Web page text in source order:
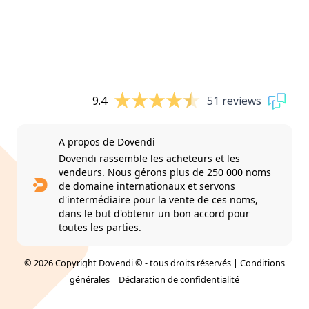
9.4 51 reviews
A propos de Dovendi
Dovendi rassemble les acheteurs et les
vendeurs. Nous gérons plus de 250 000 noms
de domaine internationaux et servons
d'intermédiaire pour la vente de ces noms,
dans le but d'obtenir un bon accord pour
toutes les parties.
© 2026 Copyright Dovendi © - tous droits réservés | Conditions
générales | Déclaration de confidentialité